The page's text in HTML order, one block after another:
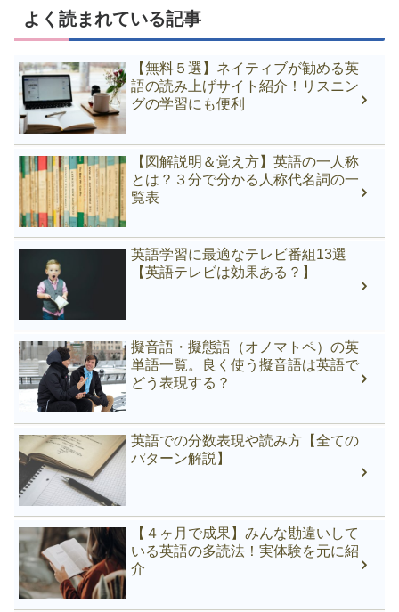
よく読まれている記事
【無料５選】ネイティブが勧める英
語の読み上げサイト紹介！リスニン
グの学習にも便利
【図解説明＆覚え方】英語の一人称
とは？３分で分かる人称代名詞の一
覧表
英語学習に最適なテレビ番組13選
【英語テレビは効果ある？】
擬音語・擬態語（オノマトペ）の英
単語一覧。良く使う擬音語は英語で
どう表現する？
英語での分数表現や読み方【全ての
パターン解説】
【４ヶ月で成果】みんな勘違いして
いる英語の多読法！実体験を元に紹
介